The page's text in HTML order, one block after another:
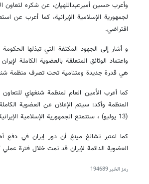
وأعرب حسين أميرعبداللهيان، عن شكره لتعاون
لجمهورية الإسلامية الإيرانية، کما أعرب عن
افتراضي.
و أشار إلى الجهود المكثفة التي تبذلها الحكومة
واعتماد الوثائق المتعلقة بالعضوية الكاملة
هي قدرة جديدة ومتنامية تحت تصرف منظمة
كما أعرب الأمين العام لمنظمة شنغهاي
(13 يوليو) ، ستتمتع الجمهورية الإسلامية الإيرانية بجميع الحقوق المتعلقة بالدول الأعضاء في المنظمة.
كما اعتبر تشانغ مينغ أن دور إيران في
العضوية الدائمة لإيران قد تمت خلال فترة
رمز الخبر194689